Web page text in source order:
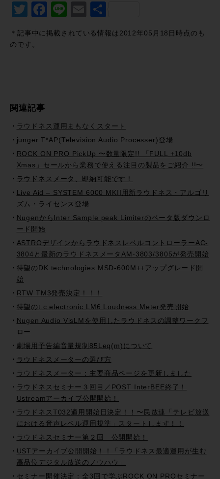
Twitter
Facebook
LineEmail
＊記事中に掲載されている情報は2012年05月18日時点のも
のです。
関連記事
ラウドネス運用まもなくスタート
junger T*AP(Television Audio Processer)登場
ROCK ON PRO PickUp 〜数量限定!! 「FULL +10db
Xmas」セールから業務で使える注目の製品をご紹介 !!〜
ラウドネスメータ、即納可能です！
Live Aid – SYSTEM 6000 MKII用新ラウドネス・アルゴリ
ズム・ライセンス登場
NugenからInter Sample peak Limiterのベータ版ダウンロ
ード開始
ASTROデザインからラウドネスレベルコントローラーAC-
3804と最新のラウドネスメータAM-3803/3805が発売開始
待望のDK technologies MSD-600M++アップグレード開
始
RTW TM3発売決定！！！
待望のt.c.electronic LM6 Loudness Meter発売開始
Nugen Audio VisLMを使用したラウドネスの調整ワークフ
ロー
劇場用予告編音量規制85Leq(m)について
ラウドネスメーターの選び方
ラウドネスメーター：主要商品ページを更新しました
ラウドネスセミナー３回目／POST InterBEE終了！
Ustreamアーカイブ公開開始！
ラウドネスT032適用開始日決定！！〜民放連「テレビ放送
における音声レベル運用規準」スタートします！！
ラウドネスセミナー第２回 公開開始！
USTアーカイブ公開開始！！「ラウドネス最適運用が生む
高品位デジタル放送のノウハウ」
セミナー開催決定：全3回で学ぶROCK ON PROセミナー